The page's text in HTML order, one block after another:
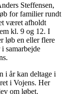
Steffensen,
for familier rundt
været afholdt
kl. 9 og 12. I
løb en eller flere
samarbejde
i år kan deltage i
i Vojens. Her
om løbet.